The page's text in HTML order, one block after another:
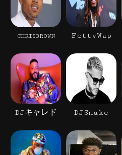
CHRISBROWN FettyWap
DJキャレド DJSnake